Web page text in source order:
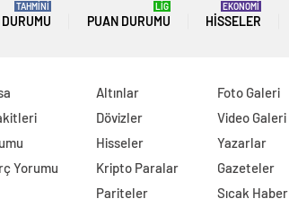
TAHMİNİ
PUAN DURUMU
LİG
HISSELER
EKONOMİ
Yorumu
Altınlar
Dövizler
Hisseler
Kripto Paralar
Pariteler
Foto Galeri
Video Galeri
Yazarlar
Gazeteler
Sıcak Haber